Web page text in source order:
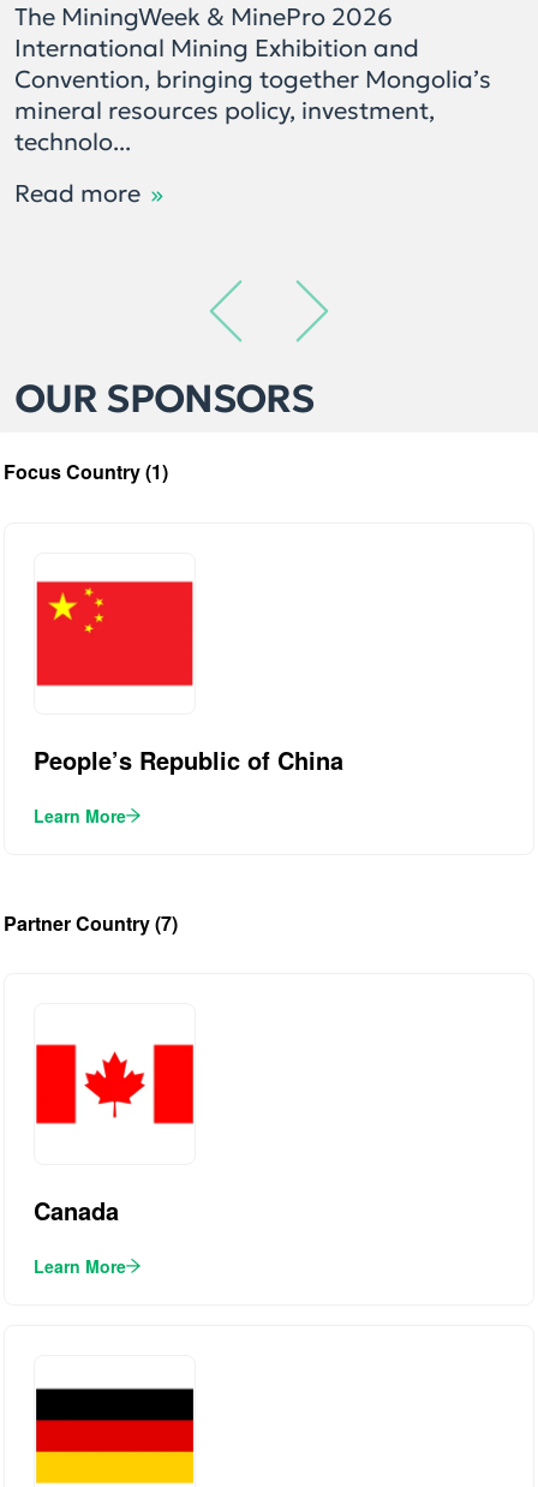
The MiningWeek & MinePro 2026
International Mining Exhibition and
Convention, bringing together Mongolia’s
mineral resources policy, investment,
technolo...
Read more
OUR SPONSORS